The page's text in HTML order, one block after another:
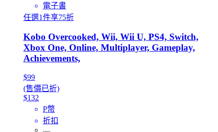
電子書
任選1件享75折
Kobo Overcooked, Wii, Wii U, PS4, Switch,
Xbox One, Online, Multiplayer, Gameplay,
Achievements,
$99
(售價已折)
$132
P幣
折扣